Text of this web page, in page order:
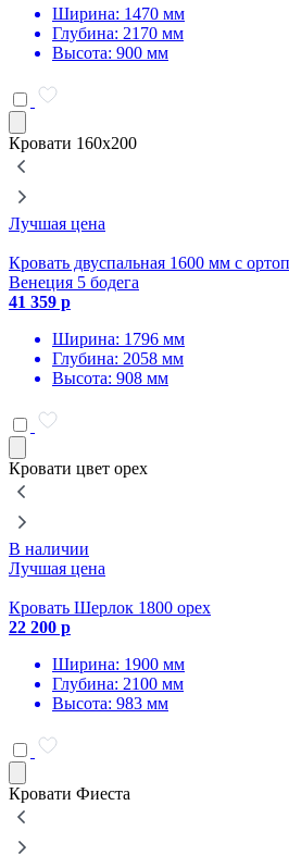
Ширина: 1470 мм
Глубина: 2170 мм
Высота: 900 мм
Кровати 160х200
Лучшая цена
Кровать двуспальная 1600 мм с
Венеция 5 бодега
41 359 р
Ширина: 1796 мм
Глубина: 2058 мм
Высота: 908 мм
Кровати цвет орех
В наличии
Лучшая цена
Кровать Шерлок 1800 орех
22 200 р
Ширина: 1900 мм
Глубина: 2100 мм
Высота: 983 мм
Кровати Фиеста